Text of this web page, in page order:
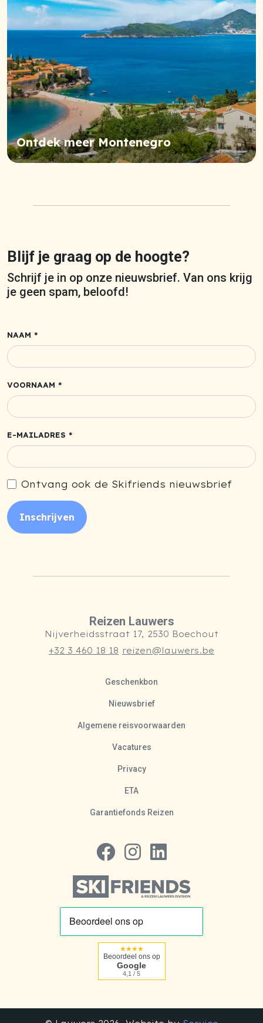
Ontdek meer Montenegro
Blijf je graag op de hoogte?
Schrijf je in op onze nieuwsbrief. Van ons krijg
je geen spam, beloofd!
NAAM *
VOORNAAM *
E-MAILADRES *
Ontvang ook de Skifriends nieuwsbrief
Inschrijven
Reizen Lauwers
Nijverheidsstraat 17, 2530 Boechout
+32 3 460 18 18 reizen@lauwers.be
Geschenkbon
Nieuwsbrief
Algemene reisvoorwaarden
Vacatures
Privacy
ETA
Garantiefonds Reizen
Volg ons op Facebook
Volg ons op Instagram
Volg ons op LinkedIn
★★★★
Beoordeel ons op
Google
4,1 / 5